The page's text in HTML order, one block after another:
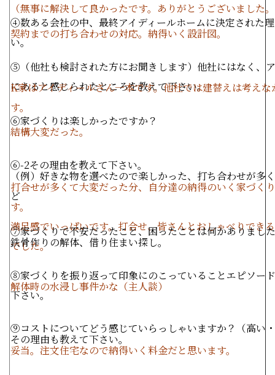
（無事に解決して良かったです。ありがとうございました
④数ある会社の中、最終アイディールホームに決定された
い。
契約までの打ち合わせの対応。納得いく設計図。
⑤（他社も検討された方にお聞きします）他社にはなく、
にあると感じられたところを教えて下さい。
K家はアイディールさん一本です。他社では建替えは考え
す。
⑥家づくりは楽しかったですか？
結構大変だった。
⑥-2その理由を教えて下さい。
（例）好きな物を選べたので楽しかった、打ち合わせが
ど
打合せが多くて大変だった分、自分達の納得のいく家づく
す。
満足感でいっぱいです。打合せ、皆さんとおしゃべりでき
でした。
⑦家づくりで不安だったこと、困ったことは何かありまし
鉄骨作りの解体、借り住まい探し。
⑧家づくりを振り返って印象にのこっていることエピソー
下さい。
解体時の水浸し事件かな（主人談）
⑨コストについてどう感じていらっしゃいますか？（高い
その理由も教えて下さい。
妥当。注文住宅なので納得いく料金だと思います。